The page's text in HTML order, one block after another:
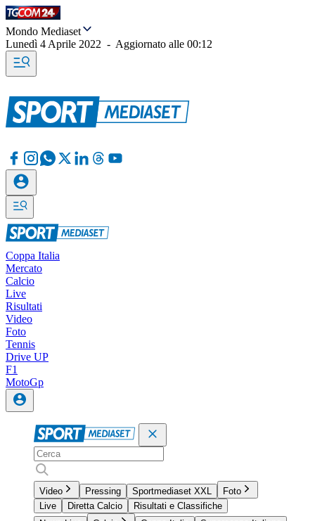
Mondo Mediaset
Lunedì 4 Aprile 2022 - Aggiornato alle 00:12
Coppa Italia
Mercato
Calcio
Live
Risultati
Video
Foto
Tennis
Drive UP
F1
MotoGp
Video Pressing Sportmediaset XXL
Foto
Live
Diretta Calcio
Risultati e Classifiche